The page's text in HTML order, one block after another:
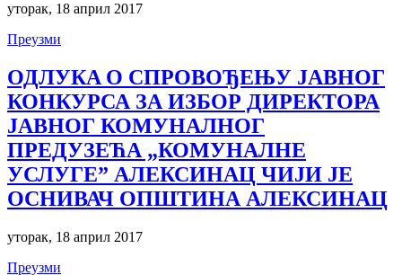
уторак, 18 април 2017
Преузми
ОДЛУКA О СПРОВОЂЕЊУ ЈАВНОГ
КОНКУРСА ЗА ИЗБОР ДИРЕКТОРА
ЈАВНОГ КОМУНАЛНОГ
ПРЕДУЗЕЋА „КОМУНАЛНЕ
УСЛУГЕ” АЛЕКСИНАЦ ЧИЈИ ЈЕ
ОСНИВАЧ ОПШТИНА АЛЕКСИНАЦ
уторак, 18 април 2017
Преузми